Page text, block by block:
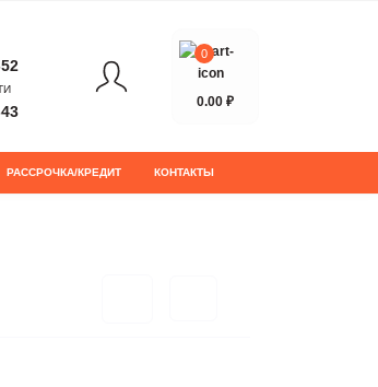
0
0.00 ₽
РАССРОЧКА/КРЕДИТ КОНТАКТЫ